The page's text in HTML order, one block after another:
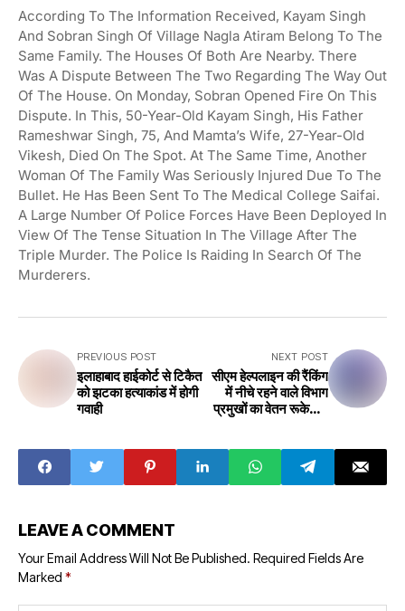
According To The Information Received, Kayam Singh
And Sobran Singh Of Village Nagla Atiram Belong To The
Same Family. The Houses Of Both Are Nearby. There
Was A Dispute Between The Two Regarding The Way Out
Of The House. On Monday, Sobran Opened Fire On This
Dispute. In This, 50-Year-Old Kayam Singh, His Father
Rameshwar Singh, 75, And Mamta’s Wife, 27-Year-Old
Vikesh, Died On The Spot. At The Same Time, Another
Woman Of The Family Was Seriously Injured Due To The
Bullet. He Has Been Sent To The Medical College Saifai.
A Large Number Of Police Forces Have Been Deployed In
View Of The Tense Situation In The Village After The
Triple Murder. The Police Is Raiding In Search Of The
Murderers.
PREVIOUS POST
इलाहाबाद हाईकोर्ट से टिकैत
को झटका हत्याकांड में होगी
गवाही
NEXT POST
सीएम हेल्पलाइन की रैंकिंग
में नीचे रहने वाले विभाग
प्रमुखों का वेतन रूकेगा -
LEAVE A COMMENT
Your Email Address Will Not Be Published. Required Fields Are
Marked *